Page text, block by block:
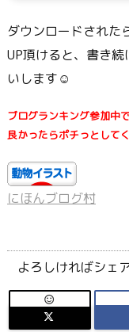
ダウンロードされた
UP頂けると、書き
いします☺
ブログランキング参加中で
良かったらポチっとして
にほんブログ村
よろしければシェ
